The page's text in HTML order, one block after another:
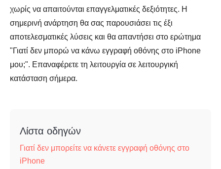
χωρίς να απαιτούνται επαγγελματικές δεξιότητες. Η
σημερινή ανάρτηση θα σας παρουσιάσει τις έξι
αποτελεσματικές λύσεις και θα απαντήσει στο ερώτημα
"Γιατί δεν μπορώ να κάνω εγγραφή οθόνης στο iPhone
μου;". Επαναφέρετε τη λειτουργία σε λειτουργική
κατάσταση σήμερα.
Λίστα οδηγών
Γιατί δεν μπορείτε να κάνετε εγγραφή οθόνης στο
iPhone